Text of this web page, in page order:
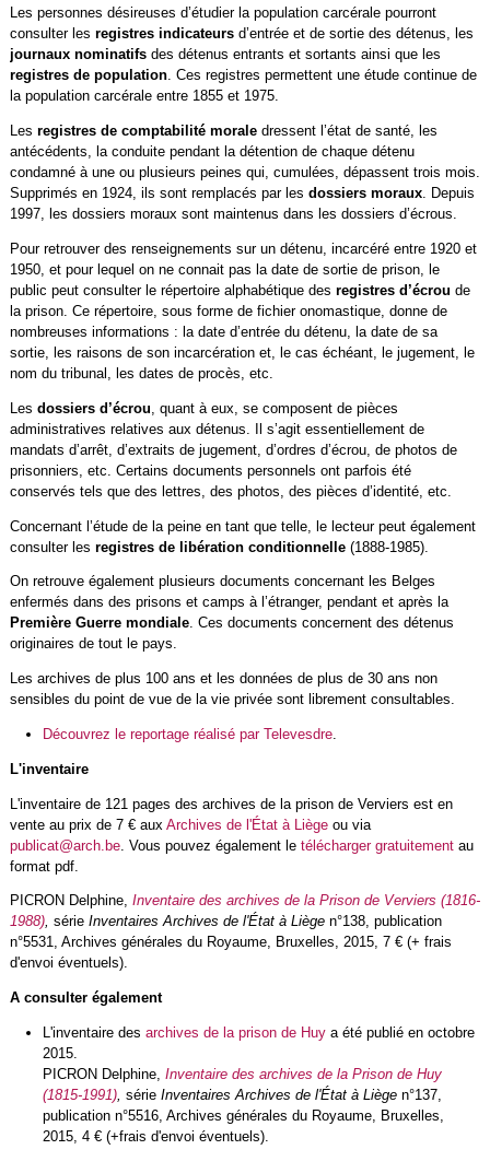
Les personnes désireuses d’étudier la population carcérale pourront
consulter les registres indicateurs d’entrée et de sortie des détenus, les
journaux nominatifsdes détenus entrants et sortants ainsi que les
registres de population. Ces registres permettent une étude continue de
la population carcérale entre 1855 et 1975.
Les registres de comptabilité moraledressent l’état de santé, les
antécédents, la conduite pendant la détention de chaque détenu
condamné à une ou plusieurs peines qui, cumulées, dépassent trois mois.
Supprimés en 1924, ils sont remplacés par les dossiers moraux. Depuis
1997, les dossiers moraux sont maintenus dans les dossiers d’écrous.
Pour retrouver des renseignements sur un détenu, incarcéré entre 1920 et
1950, et pour lequel on ne connait pas la date de sortie de prison, le
public peut consulter le répertoire alphabétique des registres d’écrou de
la prison. Ce répertoire, sous forme de fichier onomastique, donne de
nombreuses informations : la date d’entrée du détenu, la date de sa
sortie, les raisons de son incarcération et, le cas échéant, le jugement, le
nom du tribunal, les dates de procès, etc.
Les dossiers d’écrou , quant à eux, se composent de pièces
administratives relatives aux détenus. Il s’agit essentiellement de
mandats d’arrêt, d’extraits de jugement, d’ordres d’écrou, de photos de
prisonniers, etc. Certains documents personnels ont parfois été
conservés tels que des lettres, des photos, des pièces d’identité, etc.
Concernant l’étude de la peine en tant que telle, le lecteur peut également
consulter les registres de libération conditionnelle(1888-1985).
On retrouve également plusieurs documents concernant les Belges
enfermés dans des prisons et camps à l’étranger, pendant et après la
Première Guerre mondiale. Ces documents concernent des détenus
originaires de tout le pays.
Les archives de plus 100 ans et les données de plus de 30 ans non
sensibles du point de vue de la vie privée sont librement consultables.
Découvrez le reportage réalisé par Televesdre.
L'inventaire
L'inventaire de 121 pages des archives de la prison de Verviers est en
vente au prix de 7 € aux Archives de l'État à Liègeou via
publicat@arch.be. Vous pouvez également le télécharger gratuitementau
format pdf.
PICRON Delphine, Inventaire des archives de la Prison de Verviers (1816-
1988), série Inventaires Archives de l'État à Liège n°138, publication
n°5531, Archives générales du Royaume, Bruxelles, 2015, 7 € (+ frais
d'envoi éventuels).
A consulter également
L'inventaire des archives de la prison de Huya été publié en octobre
2015.
PICRON Delphine, Inventaire des archives de la Prison de Huy
(1815-1991), série Inventaires Archives de l'État à Liège n°137,
publication n°5516, Archives générales du Royaume, Bruxelles,
2015, 4 € (+frais d'envoi éventuels).